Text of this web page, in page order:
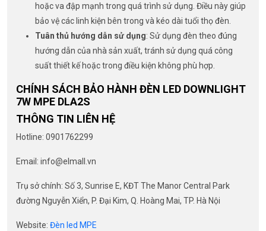
hoặc va đập mạnh trong quá trình sử dụng. Điều này giúp
bảo vệ các linh kiện bên trong và kéo dài tuổi thọ đèn.
Tuân thủ hướng dẫn sử dụng: Sử dụng đèn theo đúng
hướng dẫn của nhà sản xuất, tránh sử dụng quá công
suất thiết kế hoặc trong điều kiện không phù hợp.
CHÍNH SÁCH BẢO HÀNH ĐÈN LED DOWNLIGHT
7W MPE DLA2S
THÔNG TIN LIÊN HỆ
Hotline: 0901762299
Email: info@elmall.vn
Trụ sở chính: Số 3, Sunrise E, KĐT The Manor Central Park
đường Nguyễn Xiển, P. Đại Kim, Q. Hoàng Mai, TP. Hà Nội
Website: Đèn led MPE